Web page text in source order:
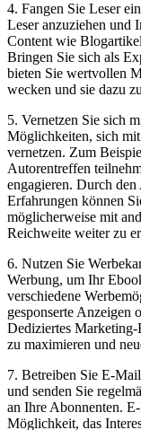
4. Fangen Sie Leser
Leser anzuziehen und
‍Content wie
Bringen Sie sich als
bieten Sie wertvollen
wecken und sie dazu
5. Vernetzen​ Sie sich
Möglichkeiten, sich
vernetzen. Zum
Autorentreffen
engagieren. Durch⁤
Erfahrungen können
möglicherweise mit
Reichweite weiter zu
6. Nutzen Sie
Werbung, um ‍Ihr‌
verschiedene⁣
gesponserte Anzeigen
Dediziertes
zu maximieren und
7. Betreiben Sie E-
und ⁣senden​ Sie
an Ihre Abonnenten.
Möglichkeit, das